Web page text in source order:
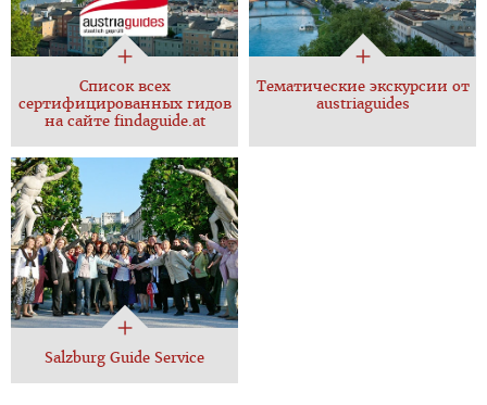
Список всех
сертифицированных гидов
на сайте findaguide.at
Тематические экскурсии от
austriaguides
Salzburg Guide Service